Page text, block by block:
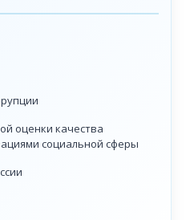
оценки качества
социальной сферы